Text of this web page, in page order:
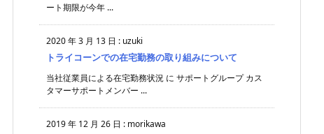
ート期限が今年 ...
2020 年 3 月 13 日 : uzuki
トライコーンでの在宅勤務の取り組みについて
当社従業員による在宅勤務状況 に サポートグループ カス
タマーサポートメンバー ...
2019 年 12 月 26 日 : morikawa